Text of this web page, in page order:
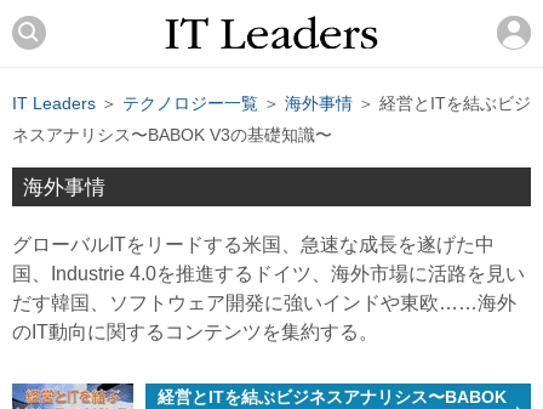
IT Leaders ＞ テクノロジー一覧 ＞ 海外事情 ＞ 経営とITを結ぶビジ
ネスアナリシス〜BABOK V3の基礎知識〜
海外事情
グローバルITをリードする米国、急速な成長を遂げた中
国、Industrie 4.0を推進するドイツ、海外市場に活路を見い
だす韓国、ソフトウェア開発に強いインドや東欧……海外
のIT動向に関するコンテンツを集約する。
経営とITを結ぶビジネスアナリシス〜BABOK